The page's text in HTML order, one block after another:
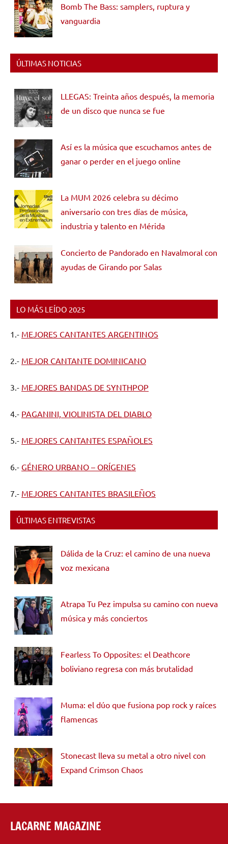
Bomb The Bass: samplers, ruptura y
vanguardia
ÚLTIMAS NOTICIAS
LLEGAS: Treinta años después, la memoria
de un disco que nunca se fue
Así es la música que escuchamos antes de
ganar o perder en el juego online
La MUM 2026 celebra su décimo
aniversario con tres días de música,
industria y talento en Mérida
Concierto de Pandorado en Navalmoral con
ayudas de Girando por Salas
LO MÁS LEÍDO 2025
1.- MEJORES CANTANTES ARGENTINOS
2.- MEJOR CANTANTE DOMINICANO
3.- MEJORES BANDAS DE SYNTHPOP
4.- PAGANINI, VIOLINISTA DEL DIABLO
5.- MEJORES CANTANTES ESPAÑOLES
6.- GÉNERO URBANO – ORÍGENES
7.- MEJORES CANTANTES BRASILEÑOS
ÚLTIMAS ENTREVISTAS
Dálida de la Cruz: el camino de una nueva
voz mexicana
Atrapa Tu Pez impulsa su camino con nueva
música y más conciertos
Fearless To Opposites: el Deathcore
boliviano regresa con más brutalidad
Muma: el dúo que fusiona pop rock y raíces
flamencas
Stonecast lleva su metal a otro nivel con
Expand Crimson Chaos
LACARNE MAGAZINE